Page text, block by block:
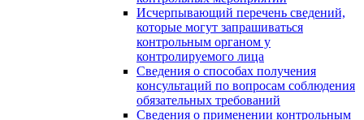
Исчерпывающий перечень сведений,
которые могут запрашиваться
контрольным органом у
контролируемого лица
Сведения о способах получения
консультаций по вопросам соблюдения
обязательных требований
Сведения о применении контрольным